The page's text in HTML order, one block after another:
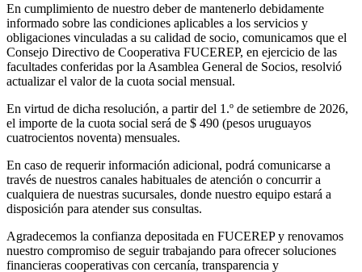
En cumplimiento de nuestro deber de mantenerlo debidamente
informado sobre las condiciones aplicables a los servicios y
obligaciones vinculadas a su calidad de socio, comunicamos que el
Consejo Directivo de Cooperativa FUCEREP, en ejercicio de las
facultades conferidas por la Asamblea General de Socios, resolvió
actualizar el valor de la cuota social mensual.
En virtud de dicha resolución, a partir del 1.º de setiembre de 2026,
el importe de la cuota social será de $ 490 (pesos uruguayos
cuatrocientos noventa) mensuales.
En caso de requerir información adicional, podrá comunicarse a
través de nuestros canales habituales de atención o concurrir a
cualquiera de nuestras sucursales, donde nuestro equipo estará a
disposición para atender sus consultas.
Agradecemos la confianza depositada en FUCEREP y renovamos
nuestro compromiso de seguir trabajando para ofrecer soluciones
financieras cooperativas con cercanía, transparencia y